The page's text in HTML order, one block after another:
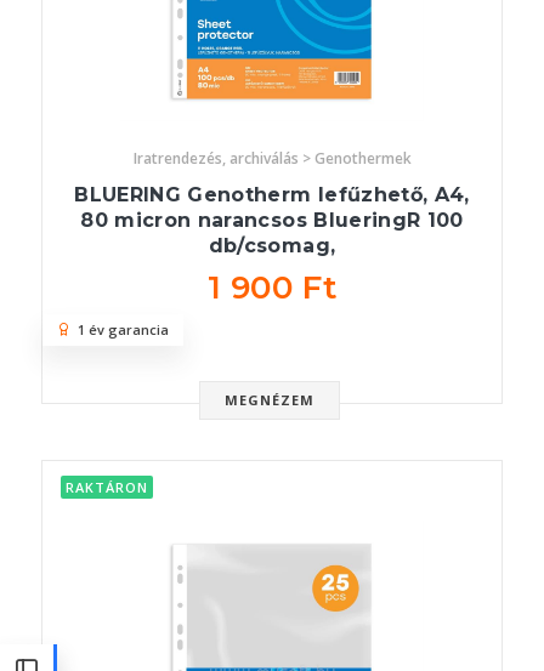
Iratrendezés, archiválás > Genothermek
BLUERING Genotherm lefűzhető, A4,
80 micron narancsos BlueringR 100
db/csomag,
1 900 Ft
MEGNÉZEM
1 év garancia
RAKTÁRON